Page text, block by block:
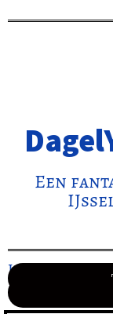
Een
Jaargang 76